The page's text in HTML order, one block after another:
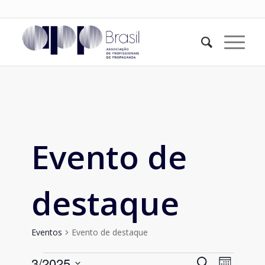
Evento de
destaque
Eventos Evento de destaque
Eventos